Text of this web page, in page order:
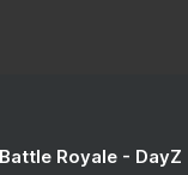
Royale - DayZ